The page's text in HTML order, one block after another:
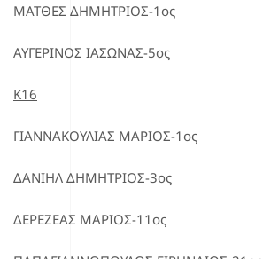
ΜΑΤΘΕΣ ΔΗΜΗΤΡΙΟΣ-1ος
ΑΥΓΕΡΙΝΟΣ ΙΑΣΩΝΑΣ-5ος
Κ16
ΓΙΑΝΝΑΚΟΥΛΙΑΣ ΜΑΡΙΟΣ-1ος
ΔΑΝΙΗΛ ΔΗΜΗΤΡΙΟΣ-3ος
ΔΕΡΕΖΕΑΣ ΜΑΡΙΟΣ-11ος